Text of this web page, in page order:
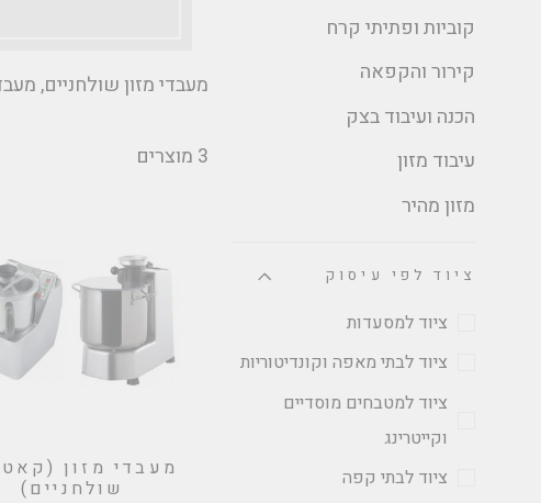
קוביות ופתיתי קרח
קירור והקפאה
הכנה ועיבוד בצק
עיבוד מזון
מזון מהיר
ציוד לפי עיסוק
ציוד למסעדות
ציוד לבתי מאפה וקונדיטוריות
ציוד למטבחים מוסדיים
וקייטרינג
ציוד לבתי קפה
מעבדי מזון שולחניים,
3 מוצרים
מעבדי מזון
שולחניים)